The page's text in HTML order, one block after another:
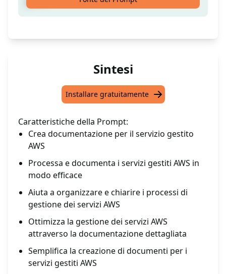
Sintesi
Installare gratuitamente
Caratteristiche della Prompt:
Crea documentazione per il servizio gestito
AWS
Processa e documenta i servizi gestiti AWS in
modo efficace
Aiuta a organizzare e chiarire i processi di
gestione dei servizi AWS
Ottimizza la gestione dei servizi AWS
attraverso la documentazione dettagliata
Semplifica la creazione di documenti per i
servizi gestiti AWS